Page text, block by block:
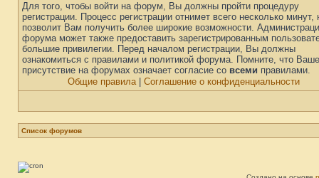
Для того, чтобы войти на форум, Вы должны пройти процедуру
регистрации. Процесс регистрации отнимет всего несколько минут,
позволит Вам получить более широкие возможности.
форума может также предоставить зарегистрированным
большие привилегии. Перед началом регистрации, Вы должны
ознакомиться с правилами и политикой форума. Помните, что Ваше
присутствие на форумах означает согласие со всеми правилами.
Общие правила| Соглашение о конфиденциальности
Список форумов